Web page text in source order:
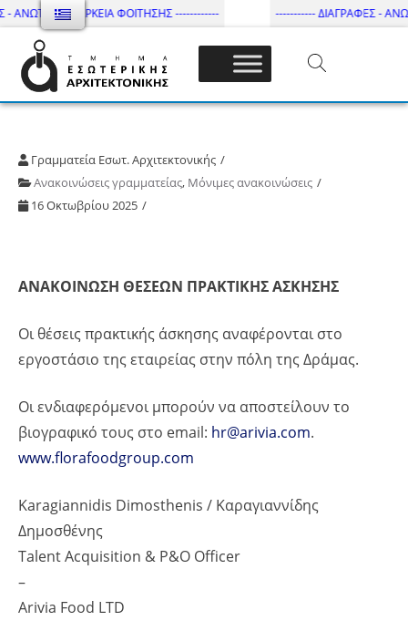
ΑΝΩΤΑΤΗ ΔΙΑΡΚΕΙΑ ΦΟΙΤΗΣΗΣ ------------ ----------- ΔΙΑΓΡΑΦΕΣ -
Τμήμα Εσωτ. Αρχιτεκτονικής – ΔΙ.ΠΑ.Ε
Γραμματεία Εσωτ. Αρχιτεκτονικής
Ανακοινώσεις γραμματείας, Μόνιμες ανακοινώσεις
16 Οκτωβρίου 2025
ΑΝΑΚΟΙΝΩΣΗ ΘΕΣΕΩΝ ΠΡΑΚΤΙΚΗΣ ΑΣΚΗΣΗΣ
Οι θέσεις πρακτικής άσκησης αναφέρονται στο
εργοστάσιο της εταιρείας στην πόλη της Δράμας.
Οι ενδιαφερόμενοι μπορούν να αποστείλουν το
βιογραφικό τους στο email: hr@arivia.com.
www.florafoodgroup.com
Karagiannidis Dimosthenis / Καραγιαννίδης
Δημοσθένης
Talent Acquisition & P&O Officer
–
Arivia Food LTD